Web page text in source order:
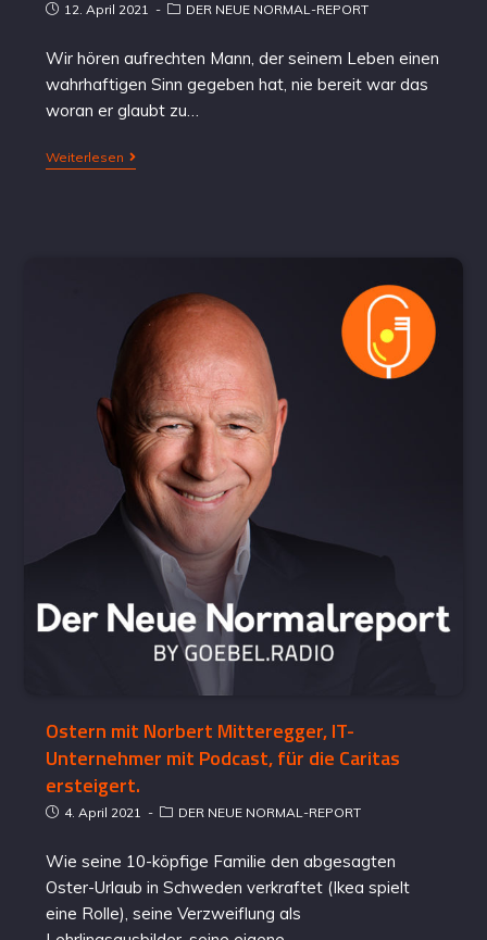
12. April 2021 DER NEUE NORMAL-REPORT
Wir hören aufrechten Mann, der seinem Leben einen
wahrhaftigen Sinn gegeben hat, nie bereit war das
woran er glaubt zu…
Weiterlesen
Ostern mit Norbert Mitteregger, IT-
Unternehmer mit Podcast, für die Caritas
ersteigert.
4. April 2021 DER NEUE NORMAL-REPORT
Wie seine 10-köpfige Familie den abgesagten
Oster-Urlaub in Schweden verkraftet (Ikea spielt
eine Rolle), seine Verzweiflung als